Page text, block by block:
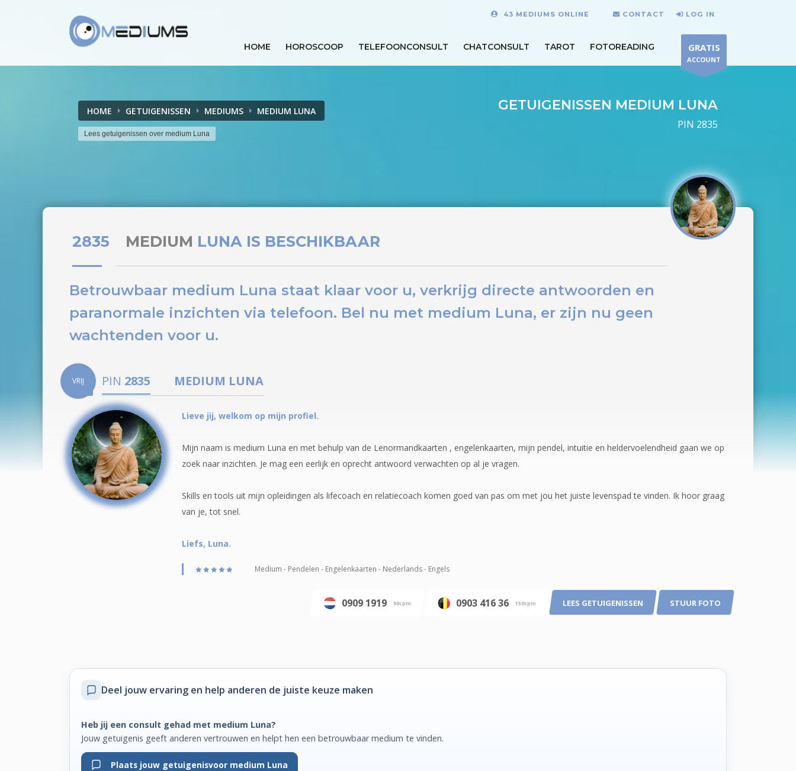
43 MEDIUMS ONLINE CONTACT LOG IN
HOME HOROSCOOP TELEFOONCONSULT CHATCONSULT TAROT FOTOREADING GRATIS
ACCOUNT
HOME GETUIGENISSEN MEDIUMS MEDIUM LUNA
Lees getuigenissen over medium Luna
GETUIGENISSEN MEDIUM LUNA
PIN 2835
2835 MEDIUM LUNA IS BESCHIKBAAR
Betrouwbaar medium Luna staat klaar voor u, verkrijg directe antwoorden en
paranormale inzichten via telefoon. Bel nu met medium Luna, er zijn nu geen
wachtenden voor u.
VRIJ PIN 2835 MEDIUM LUNA
Lieve jij, welkom op mijn profiel.
Mijn naam is medium Luna en met behulp van de Lenormandkaarten , engelenkaarten, mijn pendel, intuitie en heldervoelendheid gaan we op
zoek naar inzichten. Je mag een eerlijk en oprecht antwoord verwachten op al je vragen.
Skills en tools uit mijn opleidingen als lifecoach en relatiecoach komen goed van pas om met jou het juiste levenspad te vinden. Ik hoor graag
van je, tot snel.
Liefs, Luna.
Medium - Pendelen - Engelenkaarten - Nederlands - Engels
0909 1919 90cpm 0903 416 36 150cpm LEES GETUIGENISSEN STUUR FOTO
Deel jouw ervaring en help anderen de juiste keuze maken
Heb jij een consult gehad met medium Luna?
Jouw getuigenis geeft anderen vertrouwen en helpt hen een betrouwbaar medium te vinden.
Plaats jouw getuigenisvoor medium Luna